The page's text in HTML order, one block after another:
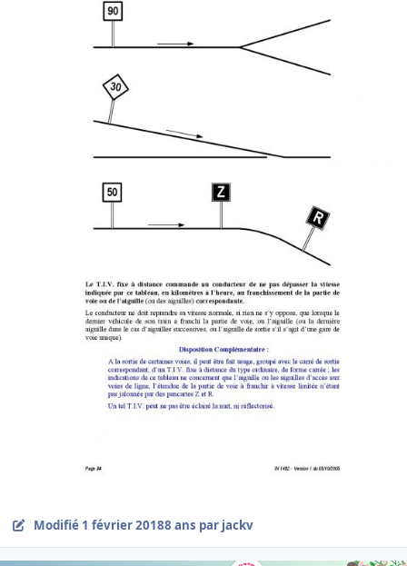
Modifié 1 février 20188 ans par jackv